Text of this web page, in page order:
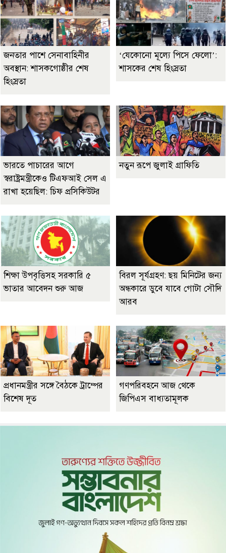
জনতার পাশে সেনাবাহিনীর
অবস্থান: শাসকগোষ্ঠীর শেষ
হিংস্রতা
‘যেকোনো মূল্যে পিসে ফেলো’:
শাসকের শেষ হিংস্রতা
ভারতে পাচারের আগে
স্বরাষ্ট্রমন্ত্রীকেও টিএফআই সেল এ
রাখা হয়েছিল: চিফ প্রসিকিউটর
নতুন রূপে জুলাই গ্রাফিতি
শিক্ষা উপবৃত্তিসহ সরকারি ৫
ভাতার আবেদন শুরু আজ
বিরল সূর্যগ্রহণ: ছয় মিনিটের জন্য
অন্ধকারে ডুবে যাবে গোটা সৌদি
আরব
প্রধানমন্ত্রীর সঙ্গে বৈঠকে ট্রাম্পের
বিশেষ দূত
গণপরিবহনে আজ থেকে
জিপিএস বাধ্যতামূলক